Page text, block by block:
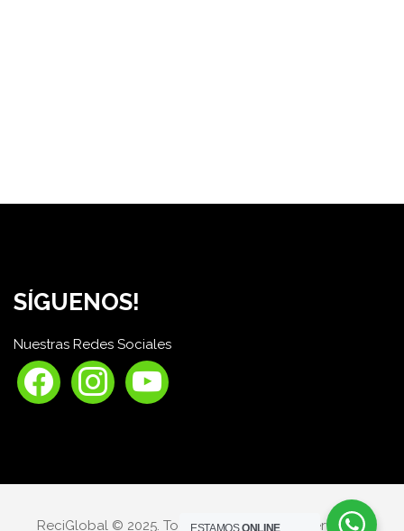
SÍGUENOS!
Nuestras Redes Sociales
facebookinstagramyoutube
ReciGlobal © 2025. Todos los derechos reservados.
ESTAMOSONLINE